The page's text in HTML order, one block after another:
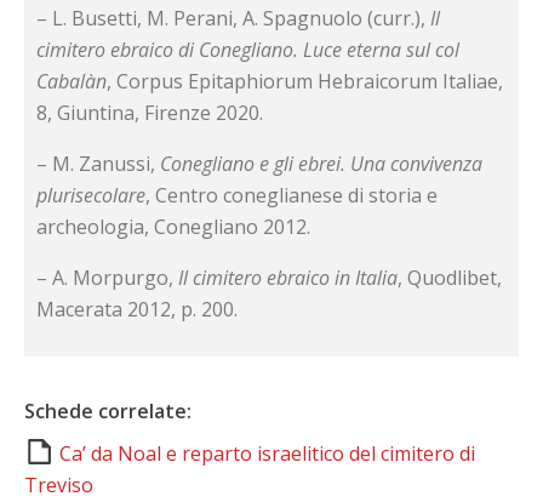
– L. Busetti, M. Perani, A. Spagnuolo (curr.), Il
cimitero ebraico di Conegliano. Luce eterna sul col
Cabalàn, Corpus Epitaphiorum Hebraicorum Italiae,
8, Giuntina, Firenze 2020.
– M. Zanussi, Conegliano e gli ebrei. Una convivenza
plurisecolare, Centro coneglianese di storia e
archeologia, Conegliano 2012.
– A. Morpurgo, Il cimitero ebraico in Italia, Quodlibet,
Macerata 2012, p. 200.
Schede correlate:
Ca’ da Noal e reparto israelitico del cimitero di
Treviso